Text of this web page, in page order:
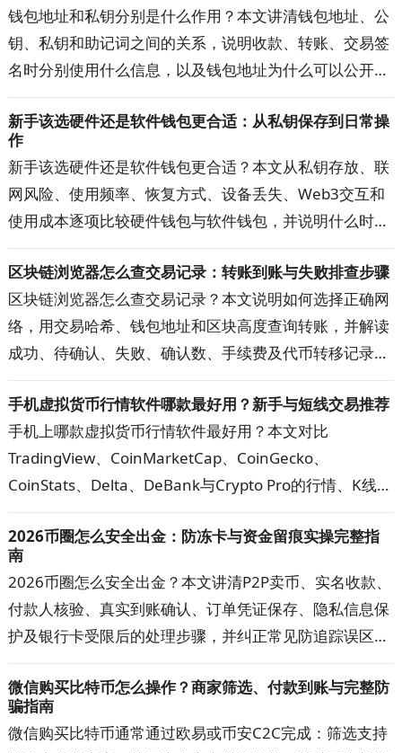
钱包地址和私钥分别是什么作用？本文讲清钱包地址、公
钥、私钥和助记词之间的关系，说明收款、转账、交易签
名时分别使用什么信息，以及钱包地址为什么可以公开、
地址填错、换钱包恢复资产等新手常见问题，帮助你正确
理解加密钱包的运行方式。
新手该选硬件还是软件钱包更合适：从私钥保存到日常操
作
新手该选硬件还是软件钱包更合适？本文从私钥存放、联
网风险、使用频率、恢复方式、设备丢失、Web3交互和
使用成本逐项比较硬件钱包与软件钱包，并说明什么时候
及两者组合使用的方法，帮助你按自己的资金用途和操作
习惯选择更合适的钱包。
区块链浏览器怎么查交易记录：转账到账与失败排查步骤
区块链浏览器怎么查交易记录？本文说明如何选择正确网
络，用交易哈希、钱包地址和区块高度查询转账，并解读
成功、待确认、失败、确认数、手续费及代币转移记录。
核对网络、地址、代币合约和交易状态，快速定位问题。
手机虚拟货币行情软件哪款最好用？新手与短线交易推荐
手机上哪款虚拟货币行情软件最好用？本文对比
TradingView、CoinMarketCap、CoinGecko、
CoinStats、Delta、DeBank与Crypto Pro的行情、K线、
钱包用户选出主看盘App，并建立更可靠的数据核对方
案。
2026币圈怎么安全出金：防冻卡与资金留痕实操完整指
南
2026币圈怎么安全出金？本文讲清P2P卖币、实名收款、
付款人核验、真实到账确认、订单凭证保存、隐私信息保
护及银行卡受限后的处理步骤，并纠正常见防追踪误区。
误收涉诈款和账户异常的概率，出现问题时也更容易提交
完整材料。
微信购买比特币怎么操作？商家筛选、付款到账与完整防
骗指南
微信购买比特币通常通过欧易或币安C2C完成：筛选支持